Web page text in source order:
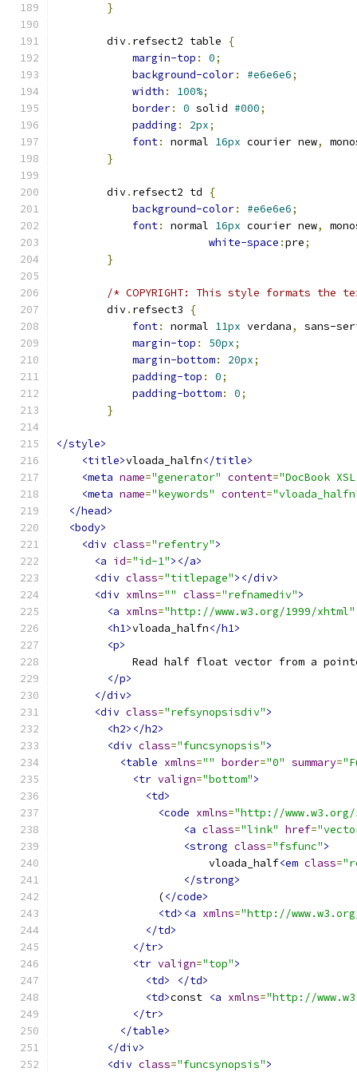
}
        div
. refsect2 table
{
margin-top : 0;
background-color: #e6e6e6;
width : 100%;
border: 0 solid #000;
padding : 2px;
font: normal 16px courier new,
}
        div
. refsect2 td
{
background-color: #e6e6e6;
font: normal 16px courier new,
white-space :pre;
}
/* COPYRIGHT: This style formats
        div
. refsect3
{
font: normal 11px verdana,
sans-
margin-top : 50px;
margin-bottom: 20px;
padding-top : 0;
padding-bottom: 0;
}
</style>
<title>vloada_halfn</title>
<meta name="generator" content="DocBook
<meta name="keywords" content=
</head>
<body>
<div class="refentry">
<a id="id-1"></a>
<div class="titlepage"></div>
<div xmlns="" class="refnamediv">
<a xmlns="http://www.w3.org/1999/xhtml"
<h1>vloada_halfn</h1>
<p>
Read half float vector from a
</p>
</div>
<div class="refsynopsisdiv">
<h2></h2>
<div class="funcsynopsis">
<table xmlns="" border="0" summary=
<tr valign="bottom">
<td>
<code xmlns="http://www.w3.org/
<a class="link" href=
<strong class="fsfunc">
                        vloada_half
<em class=
</strong>
                (
</code>
<td><a xmlns="http://
</td>
</tr>
<tr valign="top">
<td>
</td>
<td>const <a xmlns="http://
</tr>
</table>
</div>
<div class="funcsynopsis">